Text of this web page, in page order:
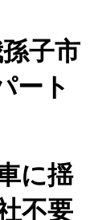
子市
ート
に揺
不要